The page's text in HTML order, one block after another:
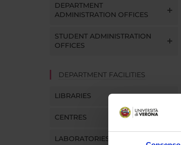
DEPARTMENT
ADMINISTRATION OFFICES
STUDENT ADMINISTRATION
OFFICES
DEPARTMENT FACILITIES
LIBRARIES
CENTRES
LABORATORIES